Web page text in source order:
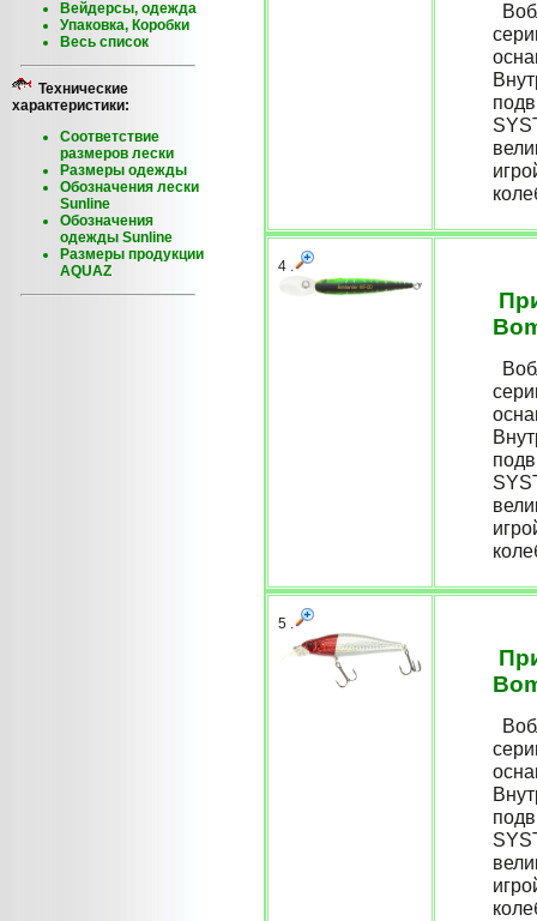
Вейдерсы, одежда
Упаковка, Коробки
Весь список
Технические
характеристики:
Соответствие
размеров лески
Размеры одежды
Обозначения лески
Sunline
Обозначения
одежды Sunline
Размеры продукции
AQUAZ
4 .
5 .